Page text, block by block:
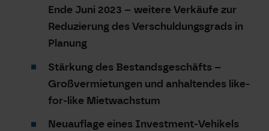
Ende Juni 2023 – weitere Verkäufe zur
Reduzierung des Verschuldungsgrads in
Planung
Stärkung des Bestandsgeschäfts –
Großvermietungen und anhaltendes like-
for-like Mietwachstum
Neuauflage eines Investment-Vehikels